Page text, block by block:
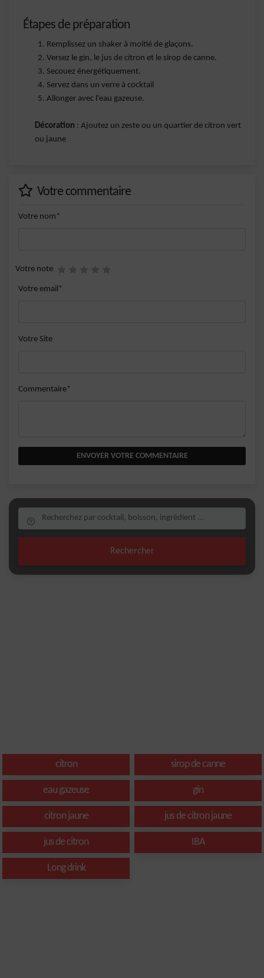
Étapes de préparation
Remplissez un shaker à moitié de glaçons.
Versez le gin, le jus de citron et le sirop de canne.
Secouez énergétiquement.
Servez dans un verre à cocktail
Allonger avec l'eau gazeuse.
Décoration : Ajoutez un zeste ou un quartier de citron vert
ou jaune
Votre commentaire
Votre nom*
Votre note
Votre email*
Votre Site
Commentaire*
ENVOYER VOTRE COMMENTAIRE
Rechercher
citron sirop de canne
eau gazeuse gin
citron jaune jus de citron jaune
jus de citron IBA
Long drink